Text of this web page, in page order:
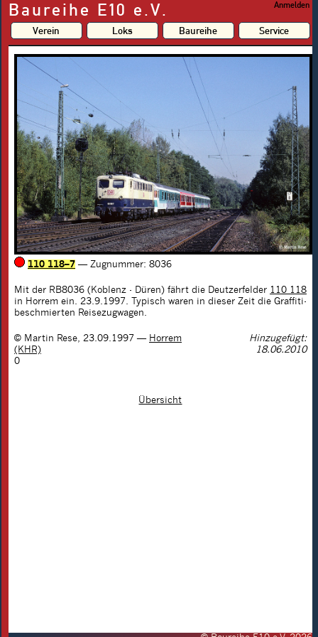
Baureihe E10 e.V. Anmelden
Verein Loks Baureihe Service
110 118–7 — Zugnummer: 8036
Mit der RB8036 (Koblenz - Düren) fährt die Deutzerfelder 110 118
in Horrem ein. 23.9.1997. Typisch waren in dieser Zeit die Graffiti-
beschmierten Reisezugwagen.
© Martin Rese 23.09.1997 — Horrem
(KHR)
Hinzugefügt:
18.06.2010
0
Übersicht